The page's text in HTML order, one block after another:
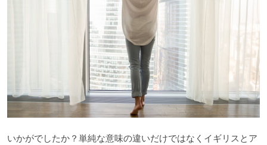
いかがでしたか？単純な意味の違いだけではなくイギリスとア